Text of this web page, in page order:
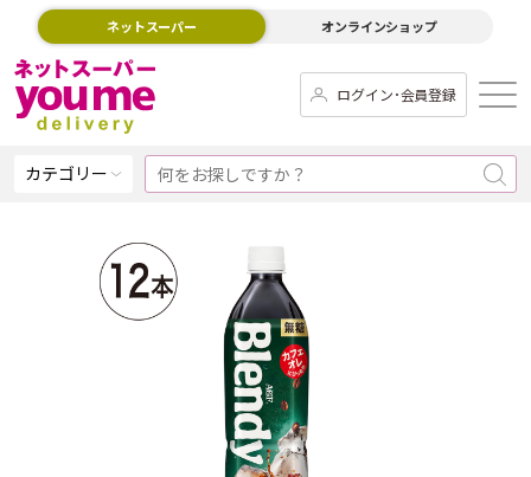
ネットスーパー オンラインショップ
ログイン･会員登録
カテゴリー